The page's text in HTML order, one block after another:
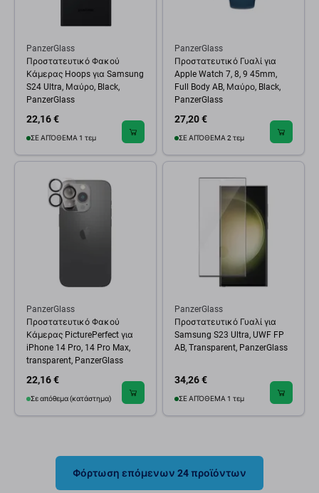
PanzerGlass
Προστατευτικό Φακού
Κάμερας Hoops για Samsung
S24 Ultra, Μαύρο, Black,
PanzerGlass
22,16 €
ΣΕ ΑΠΌΘΕΜΑ 1 τεμ
PanzerGlass
Προστατευτικό Γυαλί για
Apple Watch 7, 8, 9 45mm,
Full Body AB, Μαύρο, Black,
PanzerGlass
27,20 €
ΣΕ ΑΠΌΘΕΜΑ 2 τεμ
PanzerGlass
Προστατευτικό Φακού
Κάμερας PicturePerfect για
iPhone 14 Pro, 14 Pro Max,
transparent, PanzerGlass
22,16 €
Σε απόθεμα (κατάστημα)
PanzerGlass
Προστατευτικό Γυαλί για
Samsung S23 Ultra, UWF FP
AB, Transparent, PanzerGlass
34,26 €
ΣΕ ΑΠΌΘΕΜΑ 1 τεμ
Φόρτωση επόμενων 24 προϊόντων